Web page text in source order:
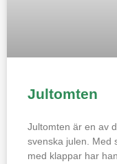
Jultomten
Jultomten är en av
svenska julen. Med
med klappar har